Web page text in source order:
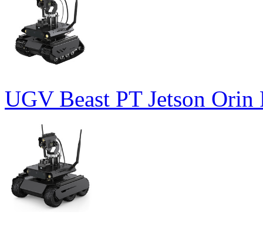
UGV Beast PT Jetson Orin